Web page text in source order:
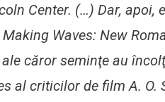
Center. (…) Dar, apoi,
Waves: New
căror seminţe au
al criticilor de film A. O.